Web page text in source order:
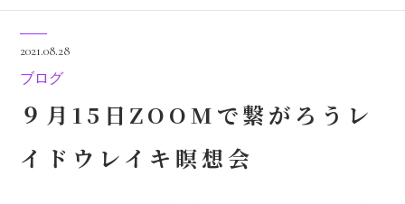
2021.08.28
ブログ
９月15日ZOOMで繋がろうレ
イドウレイキ瞑想会